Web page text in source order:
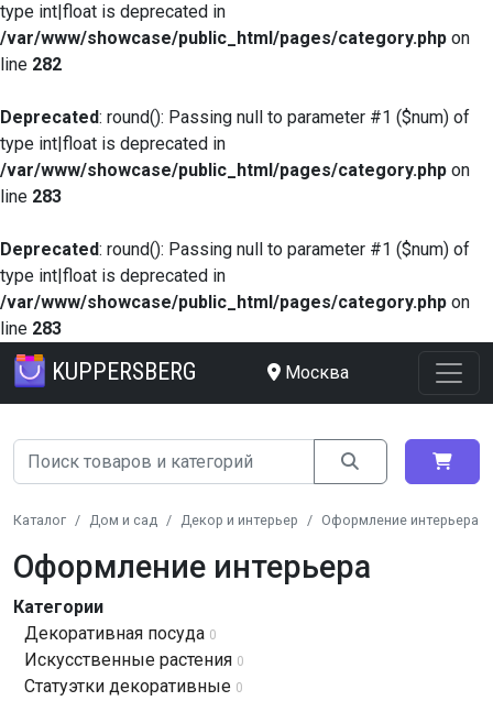
type int|float is deprecated in
/var/www/showcase/public_html/pages/category.php on
line 282
Deprecated: round(): Passing null to parameter #1 ($num) of
type int|float is deprecated in
/var/www/showcase/public_html/pages/category.php on
line 283
Deprecated: round(): Passing null to parameter #1 ($num) of
type int|float is deprecated in
/var/www/showcase/public_html/pages/category.php on
line 283
KUPPERSBERG Москва
Каталог Дом и сад Декор и интерьер Оформление интерьера
Оформление интерьера
Категории
Декоративная посуда 0
Искусственные растения 0
Статуэтки декоративные 0